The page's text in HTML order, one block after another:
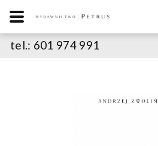
tel.: 601 974 991